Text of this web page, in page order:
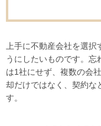
コミュニティプ
ス ワークショッ
日時：2026年7月
午前の部：10:00
午後の部：13:30
上手に不動産会社を選
うにしたいものです。忘
は1社にせず、複数の会
却だけではなく、契約な
す。